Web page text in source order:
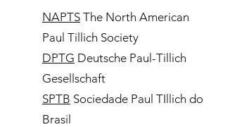
NAPTS The North American
Paul Tillich Society
DPTG Deutsche Paul-Tillich
Gesellschaft
SPTB Sociedade Paul TIllich do
Brasil